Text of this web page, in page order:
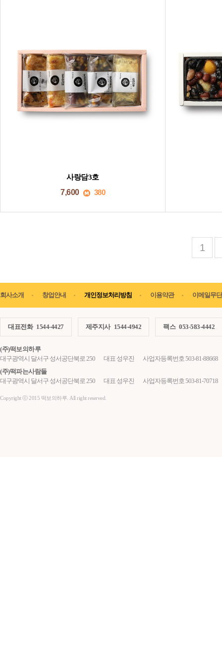
사랑담3호
7,600 380
1
회사소개 창업안내 개인정보처리방침 이용약관 이메일무
대표전화 1544-4427 제주지사 1544-4942 팩스 053-583-4442
(주)떡보의하루
대구광역시 달서구 성서공단북로 250
대표 성우진
사업자등록번호 503-81-88668
(주)떡파는사람들
대구광역시 달서구 성서공단북로 250
대표 성우진 사업자등록번호 503-81-70718
Copyright ⓒ 2015 떡보의하루. All right reserved.